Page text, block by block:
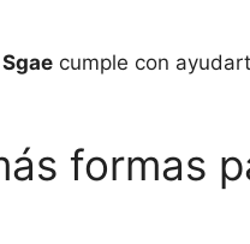
cumple con
formas